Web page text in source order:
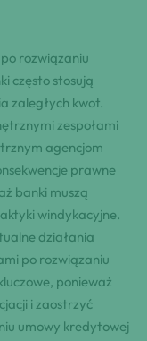
rozwiązaniu
często stosują
zaległych kwot.
zespołami
agencjom
prawne
banki muszą
windykacyjne.
działania
po rozwiązaniu
ponieważ
i zaostrzyć
umowy kredytowej